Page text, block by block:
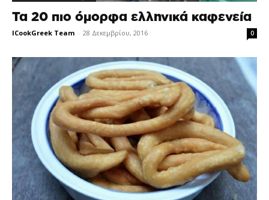
Τα 20 πιο όμορφα ελληνικά καφενεία
ICookGreek Team - 28 Δεκεμβρίου, 2016 0